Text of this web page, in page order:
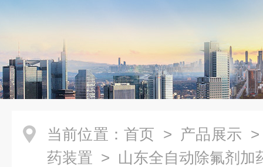
当前位置： 首页 > 产品展示
药装置 > 山东全自动除氟剂加